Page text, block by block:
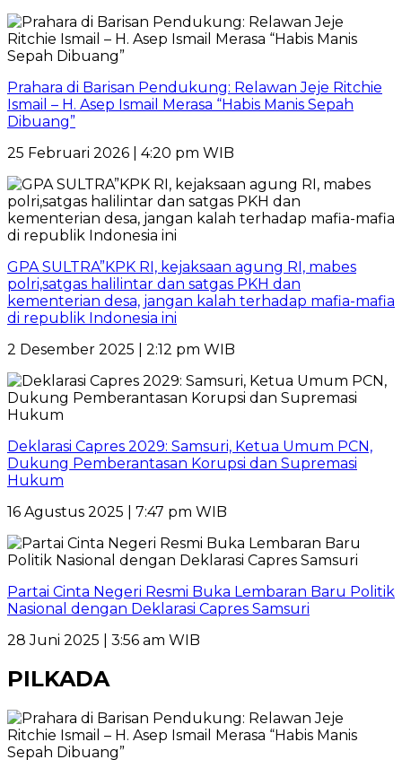
Prahara di Barisan Pendukung: Relawan Jeje Ritchie
Ismail – H. Asep Ismail Merasa “Habis Manis Sepah
Dibuang”
25 Februari 2026 | 4:20 pm WIB
GPA SULTRA”KPK RI, kejaksaan agung RI, mabes
polri,satgas halilintar dan satgas PKH dan
kementerian desa, jangan kalah terhadap mafia-mafia
di republik Indonesia ini
2 Desember 2025 | 2:12 pm WIB
Deklarasi Capres 2029: Samsuri, Ketua Umum PCN,
Dukung Pemberantasan Korupsi dan Supremasi
Hukum
16 Agustus 2025 | 7:47 pm WIB
Partai Cinta Negeri Resmi Buka Lembaran Baru Politik
Nasional dengan Deklarasi Capres Samsuri
28 Juni 2025 | 3:56 am WIB
PILKADA